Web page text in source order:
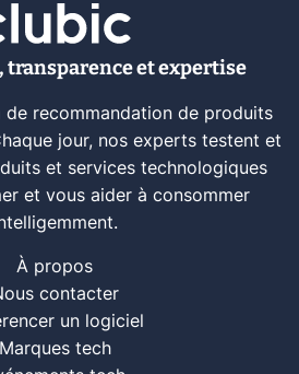
transparence et expertise
de recommandation de produits
jour, nos experts testent et
et services technologiques
et vous aider à consommer
À propos
contacter
un logiciel
Marques tech